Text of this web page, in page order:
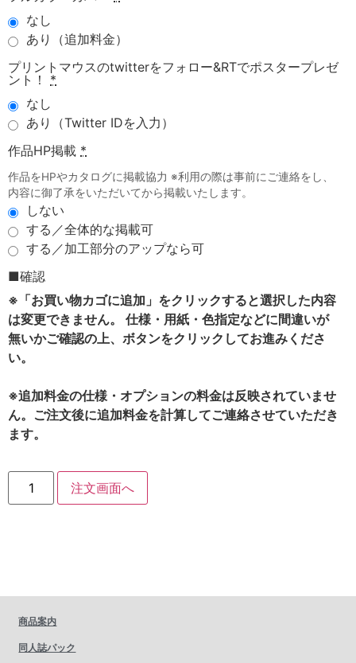
なし
あり（追加料金）
プリントマウスのtwitterをフォロー&RTでポスタープレゼ
ント！
*
なし
あり（Twitter IDを入力）
作品HP掲載 *
作品をHPやカタログに掲載協力 ※利用の際は事前にご連絡をし、
内容に御了承をいただいてから掲載いたします。
しない
する／全体的な掲載可
する／加工部分のアップなら可
■確認
※「お買い物カゴに追加」をクリックすると選択した内容
は変更できません。 仕様・用紙・色指定などに間違いが
無いかご確認の上、ボタンをクリックしてお進みくださ
い。
※追加料金の仕様・オプションの料金は反映されていませ
ん。ご注文後に追加料金を計算してご連絡させていただき
ます。
注文画面へ
商品案内
同人誌パック